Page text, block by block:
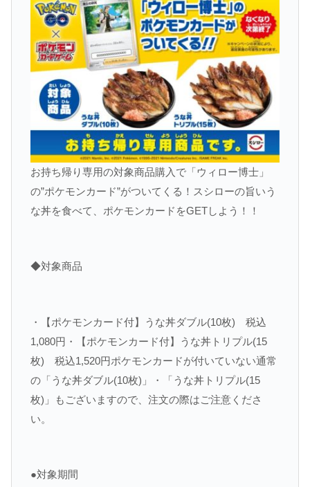
お持ち帰り専用の対象商品購入で「ウィロー博士」
の”ポケモンカード”がついてくる！スシローの旨いう
な丼を食べて、ポケモンカードをGETしよう！！
◆対象商品
・【ポケモンカード付】うな丼ダブル(10枚) 税込
1,080円・【ポケモンカード付】うな丼トリプル(15
枚) 税込1,520円ポケモンカードが付いていない通常
の「うな丼ダブル(10枚)」・「うな丼トリプル(15
枚)」もございますので、注文の際はご注意くださ
い。
●対象期間